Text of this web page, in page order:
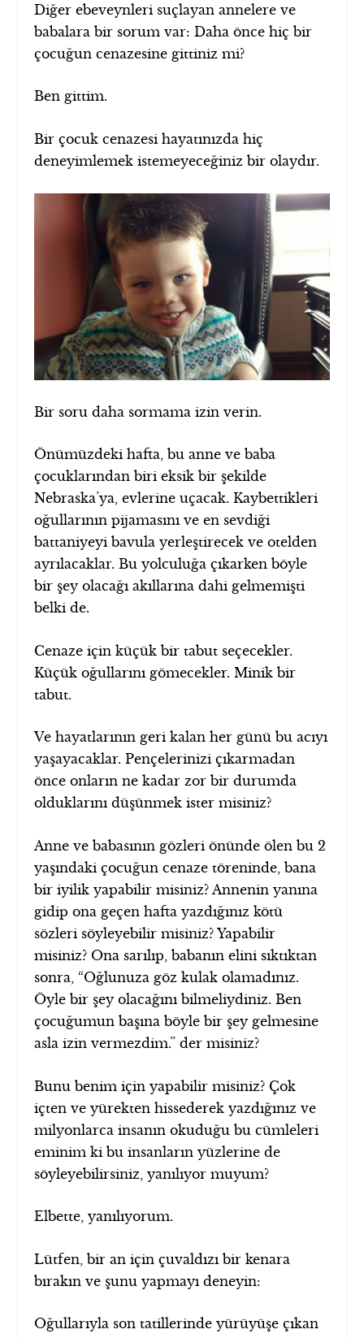
Diğer ebeveynleri suçlayan annelere ve
babalara bir sorum var: Daha önce hiç bir
çocuğun cenazesine gittiniz mi?
Ben gittim.
Bir çocuk cenazesi hayatınızda hiç
deneyimlemek istemeyeceğiniz bir olaydır.
Bir soru daha sormama izin verin.
Önümüzdeki hafta, bu anne ve baba
çocuklarından biri eksik bir şekilde
Nebraska’ya, evlerine uçacak. Kaybettikleri
oğullarının pijamasını ve en sevdiği
battaniyeyi bavula yerleştirecek ve otelden
ayrılacaklar. Bu yolculuğa çıkarken böyle
bir şey olacağı akıllarına dahi gelmemişti
belki de.
Cenaze için küçük bir tabut seçecekler.
Küçük oğullarını gömecekler. Minik bir
tabut.
Ve hayatlarının geri kalan her günü bu acıyı
yaşayacaklar. Pençelerinizi çıkarmadan
önce onların ne kadar zor bir durumda
olduklarını düşünmek ister misiniz?
Anne ve babasının gözleri önünde ölen bu 2
yaşındaki çocuğun cenaze töreninde, bana
bir iyilik yapabilir misiniz? Annenin yanına
gidip ona geçen hafta yazdığınız kötü
sözleri söyleyebilir misiniz? Yapabilir
misiniz? Ona sarılıp, babanın elini sıktıktan
sonra, “Oğlunuza göz kulak olamadınız.
Öyle bir şey olacağını bilmeliydiniz. Ben
çocuğumun başına böyle bir şey gelmesine
asla izin vermezdim.” der misiniz?
Bunu benim için yapabilir misiniz? Çok
içten ve yürekten hissederek yazdığınız ve
milyonlarca insanın okuduğu bu cümleleri
eminim ki bu insanların yüzlerine de
söyleyebilirsiniz, yanılıyor muyum?
Elbette, yanılıyorum.
Lütfen, bir an için çuvaldızı bir kenara
bırakın ve şunu yapmayı deneyin:
Oğullarıyla son tatillerinde yürüyüşe çıkan